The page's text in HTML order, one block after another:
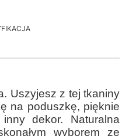
Uszyjesz z tej tkaniny
na poduszkę, pięknie
dekor. Naturalna
wyborem ze